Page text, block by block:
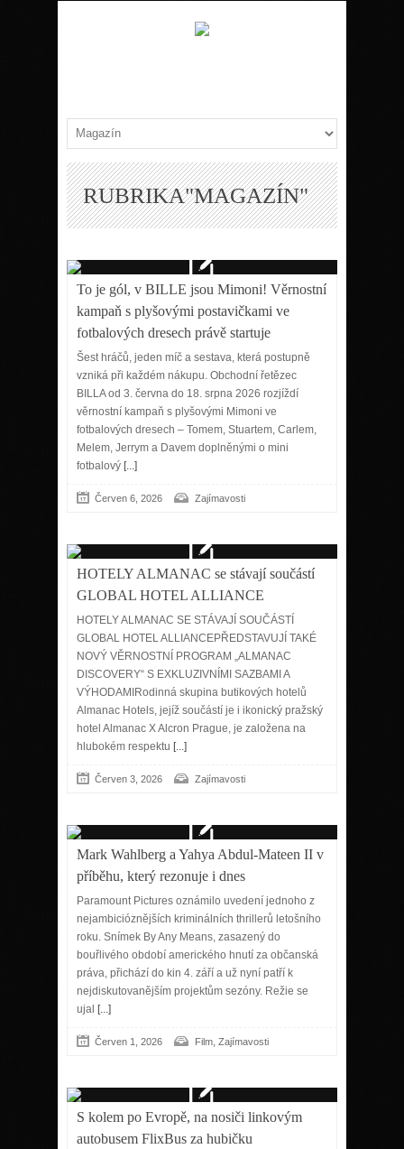
RUBRIKA"MAGAZÍN"
To je gól, v BILLE jsou Mimoni! Věrnostní
kampaň s plyšovými postavičkami ve
fotbalových dresech právě startuje
Šest hráčů, jeden míč a sestava, která postupně
vzniká při každém nákupu. Obchodní řetězec
BILLA od 3. června do 18. srpna 2026 rozjíždí
věrnostní kampaň s plyšovými Mimoni ve
fotbalových dresech – Tomem, Stuartem, Carlem,
Melem, Jerrym a Davem doplněnými o mini
fotbalový [...]
Červen 6, 2026 Zajímavosti
HOTELY ALMANAC se stávají součástí
GLOBAL HOTEL ALLIANCE
HOTELY ALMANAC SE STÁVAJÍ SOUČÁSTÍ
GLOBAL HOTEL ALLIANCEPŘEDSTAVUJÍ TAKÉ
NOVÝ VĚRNOSTNÍ PROGRAM „ALMANAC
DISCOVERY“ S EXKLUZIVNÍMI SAZBAMI A
VÝHODAMIRodinná skupina butikových hotelů
Almanac Hotels, jejíž součástí je i ikonický pražský
hotel Almanac X Alcron Prague, je založena na
hlubokém respektu [...]
Červen 3, 2026 Zajímavosti
Mark Wahlberg a Yahya Abdul-Mateen II v
příběhu, který rezonuje i dnes
Paramount Pictures oznámilo uvedení jednoho z
nejambicióznějších kriminálních thrillerů letošního
roku. Snímek By Any Means, zasazený do
bouřlivého období amerického hnutí za občanská
práva, přichází do kin 4. září a už nyní patří k
nejdiskutovanějším projektům sezóny. Režie se
ujal [...]
Červen 1, 2026 Film, Zajímavosti
S kolem po Evropě, na nosiči linkovým
autobusem FlixBus za hubičku